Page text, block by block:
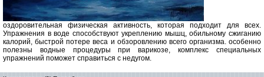
оздоровительная физическая активность, которая подходит для всех.
Упражнения в воде способствуют укреплению мышц, обильному сжиганию
калорий, быстрой потере веса и обзоровлению всего организма. особенно
полезны водные процедуры при варикозе, комплекс специальных
упражнений поможет справиться с недугом.